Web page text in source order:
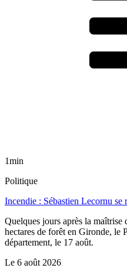
1min
Politique
Incendie : Sébastien Lecornu
Quelques jours après la
hectares de forêt en Gironde, le
département, le 17 août.
Le 6 août 2026